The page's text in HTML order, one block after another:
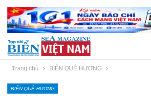
Trang chủ BIỂN QUÊ HƯƠNG
BIỂN QUÊ HƯƠNG